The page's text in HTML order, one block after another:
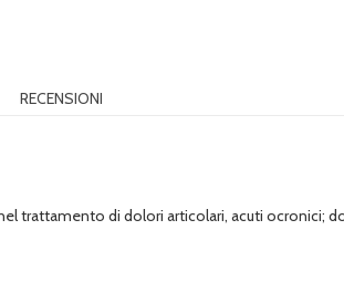
RECENSIONI
trattamento di dolori articolari, acuti